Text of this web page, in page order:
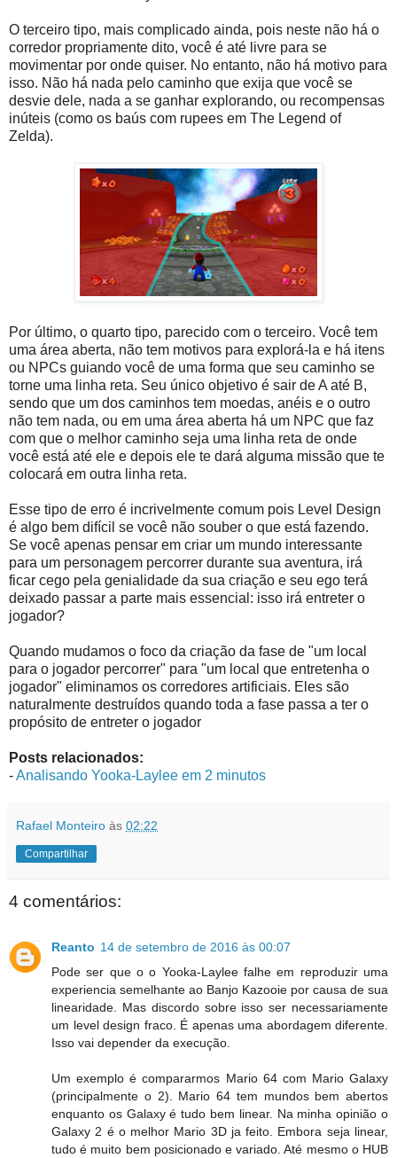
O terceiro tipo, mais complicado ainda, pois neste não há o
corredor propriamente dito, você é até livre para se
movimentar por onde quiser. No entanto, não há motivo para
isso. Não há nada pelo caminho que exija que você se
desvie dele, nada a se ganhar explorando, ou recompensas
inúteis (como os baús com rupees em The Legend of
Zelda).
Por último, o quarto tipo, parecido com o terceiro. Você tem
uma área aberta, não tem motivos para explorá-la e há itens
ou NPCs guiando você de uma forma que seu caminho se
torne uma linha reta. Seu único objetivo é sair de A até B,
sendo que um dos caminhos tem moedas, anéis e o outro
não tem nada, ou em uma área aberta há um NPC que faz
com que o melhor caminho seja uma linha reta de onde
você está até ele e depois ele te dará alguma missão que te
colocará em outra linha reta.
Esse tipo de erro é incrivelmente comum pois Level Design
é algo bem difícil se você não souber o que está fazendo.
Se você apenas pensar em criar um mundo interessante
para um personagem percorrer durante sua aventura, irá
ficar cego pela genialidade da sua criação e seu ego terá
deixado passar a parte mais essencial: isso irá entreter o
jogador?
Quando mudamos o foco da criação da fase de "um local
para o jogador percorrer" para "um local que entretenha o
jogador" eliminamos os corredores artificiais. Eles são
naturalmente destruídos quando toda a fase passa a ter o
propósito de entreter o jogador
Posts relacionados:
-Analisando Yooka-Laylee em 2 minutos
Rafael Monteiro às 02:22
Compartilhar
4 comentários:
Reanto 14 de setembro de 2016 às 00:07
Pode ser que o o Yooka-Laylee falhe em reproduzir uma
experiencia semelhante ao Banjo Kazooie por causa de sua
linearidade. Mas discordo sobre isso ser necessariamente
um level design fraco. É apenas uma abordagem diferente.
Isso vai depender da execução.
Um exemplo é compararmos Mario 64 com Mario Galaxy
(principalmente o 2). Mario 64 tem mundos bem abertos
enquanto os Galaxy é tudo bem linear. Na minha opinião o
Galaxy 2 é o melhor Mario 3D ja feito. Embora seja linear,
tudo é muito bem posicionado e variado. Até mesmo o HUB